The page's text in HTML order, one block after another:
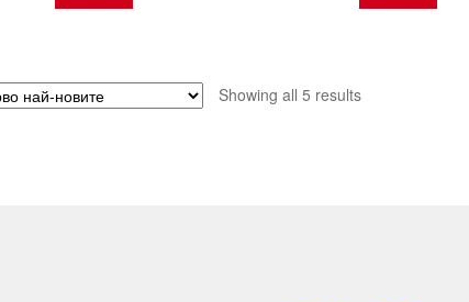
Showing all 5 resultsSorted